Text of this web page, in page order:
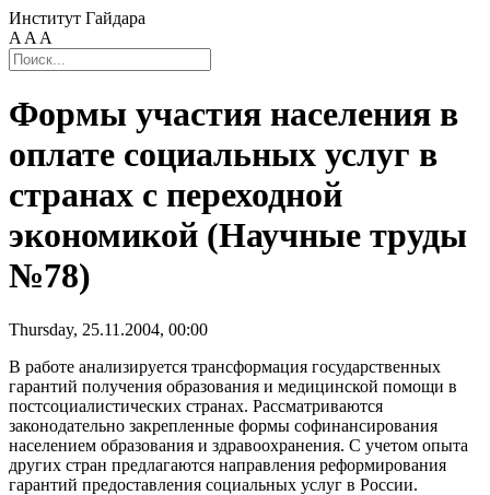
Институт Гайдара
A A A
Формы участия населения в
оплате социальных услуг в
странах с переходной
экономикой (Научные труды
№78)
Thursday, 25.11.2004, 00:00
В работе анализируется трансформация государственных
гарантий получения образования и медицинской помощи в
постсоциалистических странах. Рассматриваются
законодательно закрепленные формы софинансирования
населением образования и здравоохранения. С учетом опыта
других стран предлагаются направления реформирования
гарантий предоставления социальных услуг в России.